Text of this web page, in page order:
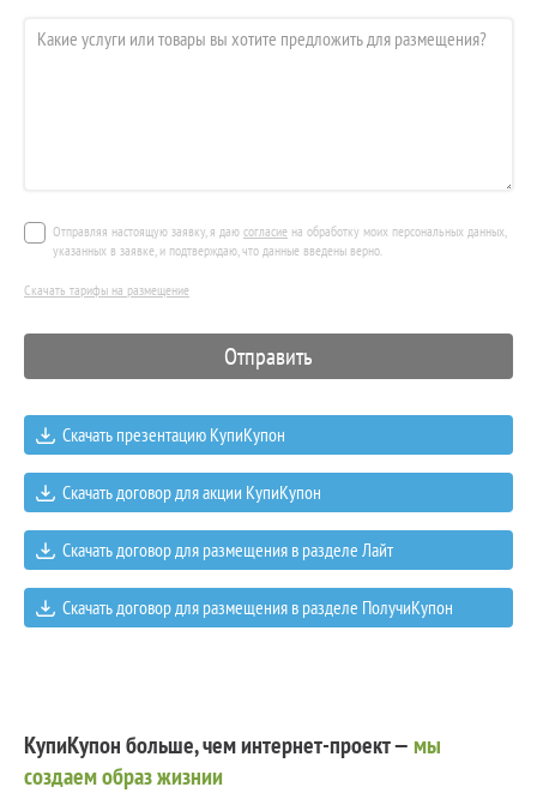
Отправляя настоящую заявку, я даю согласие на обработку моих персональных данных,
указанных в заявке, и подтверждаю, что данные введены верно.
Скачать тарифы на размещение
Скачать презентацию КупиКупон
Скачать договор для акции КупиКупон
Скачать договор для размещения в разделе Лайт
Скачать договор для размещения в разделе ПолучиКупон
КупиКупон больше, чем интернет-проект —мы
создаем образ жизнии